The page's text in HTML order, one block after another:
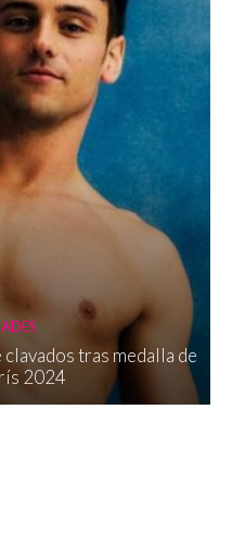
tras medalla de
2024